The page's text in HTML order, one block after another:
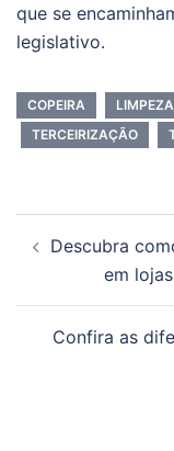
que se
legislativo.
COPEIRA LIMPEZA
TERCEIRIZAÇÃO
de Descubra
em
Confira as